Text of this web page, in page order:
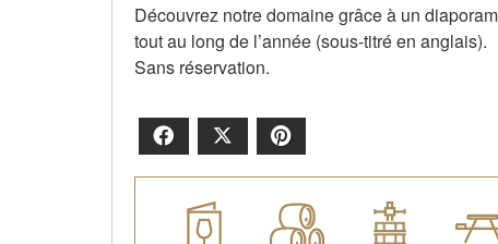
Découvrez notre domaine grâce à un
tout au long de l’année (sous-titré en anglais).
Sans réservation.
Facebook